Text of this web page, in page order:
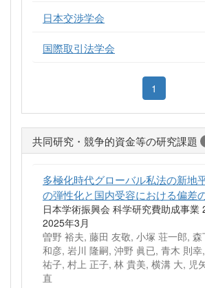
日本交渉学会
国際取引法学会
1
共同研究・競争的資金等の研究課題
多極化時代グローバル私法の新地
の弾性化と国内受容における偏差
日本学術振興会 科学研究費助成事業
2025年3月
曽野 裕夫, 藤田 友敬, 小塚 荘一郎,
和彦, 岩川 隆嗣, 沖野 眞已, 青木 則
祐子, 村上 正子, 林 貴美, 横溝 大, 児
直